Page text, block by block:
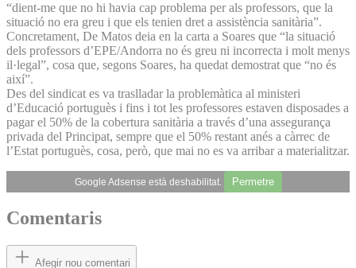
“dient-me que no hi havia cap problema per als professors, que la
situació no era greu i que els tenien dret a assistència sanitària”.
Concretament, De Matos deia en la carta a Soares que “la situació
dels professors d’EPE/Andorra no és greu ni incorrecta i molt menys
il·legal”, cosa que, segons Soares, ha quedat demostrat que “no és
així”.
Des del sindicat es va traslladar la problemàtica al ministeri
d’Educació portuguès i fins i tot les professores estaven disposades a
pagar el 50% de la cobertura sanitària a través d’una assegurança
privada del Principat, sempre que el 50% restant anés a càrrec de
l’Estat portuguès, cosa, però, que mai no es va arribar a materialitzar.
Google Adsense està deshabilitat. Permetre
Comentaris
Afegir nou comentari